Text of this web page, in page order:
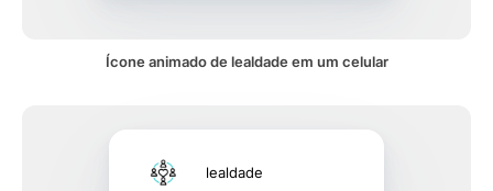
Ícone animado de lealdade em um celular
lealdade